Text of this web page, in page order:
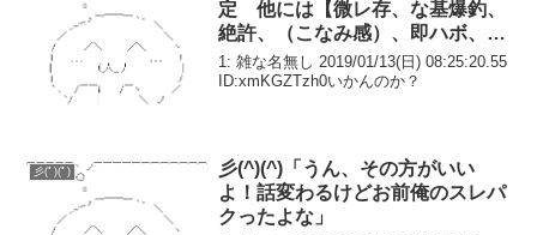
定 他には【微レ存、な基爆釣、
絶許、（こなみ感）、即ハボ、申
あ絶N】
1: 雑な名無し 2019/01/13(日) 08:25:20.55
ID:xmKGZTzh0いかんのか？
彡(ﾟ)(ﾟ)
彡(^)(^)「うん、その方がいい
よ！話変わるけどお前俺のスレパ
クったよな」